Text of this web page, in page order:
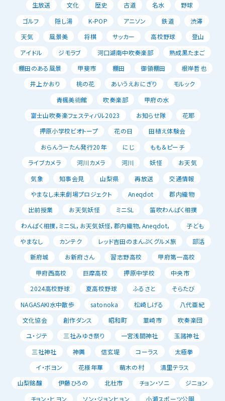
生放送
文化 歴史 古道 名水
野球
ゴルフ
隠し湯 K-POP アニソン 鉄道
渋滞
天気
風景美 将棋 サッカー 高校野球
登山
アイドル
ジモラブ 河口湖南中吹奏楽部
熟成黒たまご
棚田のある風景
甲斐市 棚田 御領棚田
根岸哲也
井上かおり
桃の花 あいうえおにぎり
モルック
青楓美術館
吹奏楽部
甲府の水
富士山吹奏楽フェスティバル2023
お知らせ隊
花耶
押原小学校ビオトープ
花の日
田植え体験会
おらんうーたん発行20年
にじ
もも＆ピーチ
ライブカメラ
河川カメラ 河川 妖怪
お天気
気象
知事会見 山梨県 再放送
交通情報
やまなし未来劇場プロジェクト
Aneqdot
郡内織物
出前授業
お天気妖怪 ミニSL
笛吹わんぱく相撲
わんぱく相撲，ミニSL，お天気妖怪，郡内織物，Aneqdot，
子ども
やまなし
カンテク レッド吉田のまんぷくグルメ旅
部活
新府城
お新府さん 習志野高校
甲府第一高校
甲府西高校
巨摩高校 押原中学校
中央市
2024高校野球
夏高校野球 ふるさと
そらたび
NAGASAKI水中散歩
satonoka 松崎しげる
八代亜紀
文化協会
創作ダンス 昭和町 韮崎市
吹奏楽団
ユ・ジテ
三社みゆき祭り 一宮浅間神社
玉諸神社
三社神社
神輿 信玄堤 コーラス
太極拳
イ・ボヨン
花様年華 萌木の村
清里テラス
山梨銘醸
伊藤ひろの 北杜市 チョン・ソニ
ジニョン
チョン・ヒヨン
ソン・ジョンヒョン 小瀬スポーツ公園